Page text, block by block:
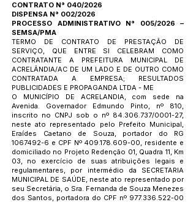
CONTRATO N° 040/2026
DISPENSA N° 002/2026
PROCESSO ADMINISTRATIVO N° 005/2026 –
SEMSA/PMA
TERMO DE CONTRATO DE PRESTAÇÃO DE
SERVIÇO, QUE ENTRE SI CELEBRAM COMO
CONTRATANTE A PREFEITURA MUNICIPAL DE
ACRELÂNDIA/AC DE UM LADO E DE OUTRO COMO
CONTRATADA A EMPRESA; RESULTADOS
PUBLICIDADES E PROPAGANDA LTDA - ME
O MUNICÍPIO DE ACRELANDIA, com sede na
Avenida. Governador Edmundo Pinto, nº 810,
inscrito no CNPJ sob o nº 84.306.737/0001-27,
neste ato representado pelo Prefeito Municipal,
Eraídes Caetano de Souza, portador do RG
1067492-6 e CPF Nº 409.178.609-00, residente e
domiciliado no Projeto Redenção 01, Quadra 11, Km
03, no exercício de suas atribuições legais e
regulamentares, por intermédio da SECRETARIA
MUNICIPAL DE SAÚDE, neste ato representado por
seu Secretária, o Sra. Fernanda de Souza Menezes
dos Santos, portadora do CPF nº 977.336.522-00